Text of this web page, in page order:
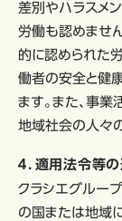
差別やハラスメ
労働も認めませ
的に認められた
働者の安全と健
ます。また、事
地域社会の人々
４．適用法令等
クラシエグルー
の国または地域